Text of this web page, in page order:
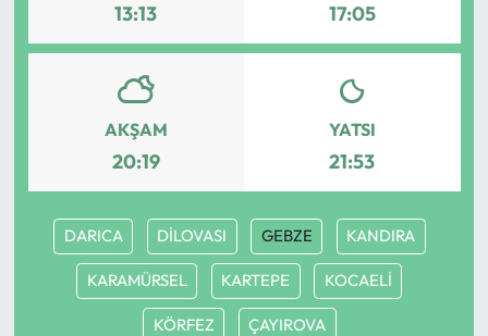
13:13 17:05
AKŞAM
20:19
YATSI
21:53
DARICA DİLOVASI GEBZE KANDIRA
KARAMÜRSEL KARTEPE KOCAELİ
KÖRFEZ ÇAYIROVA